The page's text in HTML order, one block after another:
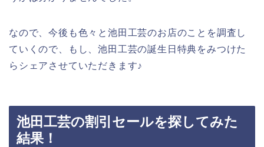
なので、今後も色々と池田工芸のお店のことを調査し
ていくので、もし、池田工芸の誕生日特典をみつけた
らシェアさせていただきます♪
池田工芸の割引セールを探してみた
結果！